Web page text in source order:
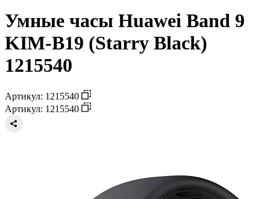
Умные часы Huawei Band 9
KIM-B19 (Starry Black)
1215540
Артикул: 1215540
Артикул: 1215540